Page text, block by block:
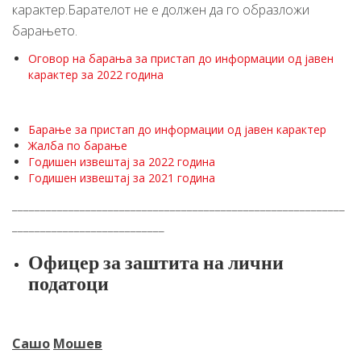
карактер.Барателот не е должен да го образложи
барањето.
Оговор на барања за пристап до информации од јавен
карактер за 2022 година
Барање за пристап до информации од јавен карактер
Жалба по барање
Годишен извештај за 2022 година
Годишен извештај за 2021 година
Офицерзазаштитаналични
податоци
Сашо Мошев